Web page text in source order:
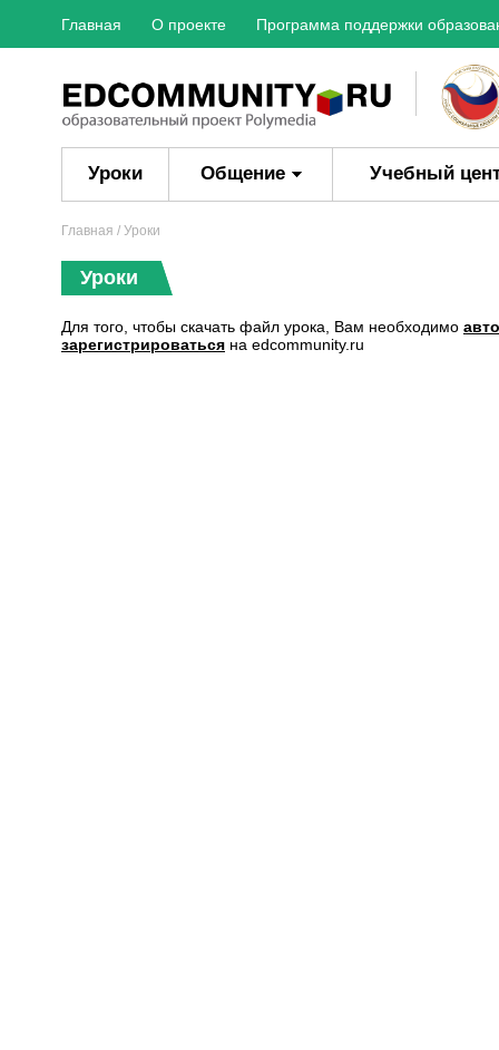
Главная О проекте Программа поддержки
Уроки Общение Учебный
Главная / Уроки
Уроки
Для того, чтобы скачать файл урока, Вам необходимо
зарегистрироваться на edcommunity.ru